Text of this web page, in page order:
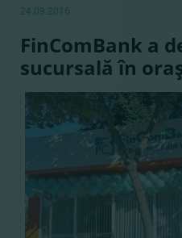
24.09.2016
FinComBank a
sucursală în